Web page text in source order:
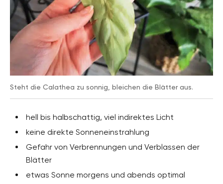
Steht die Calathea zu sonnig, bleichen die Blätter aus.
hell bis halbschattig, viel indirektes Licht
keine direkte Sonneneinstrahlung
Gefahr von Verbrennungen und Verblassen der
Blätter
etwas Sonne morgens und abends optimal